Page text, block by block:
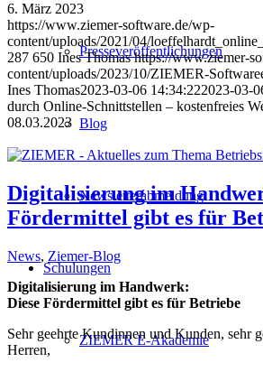
Presseveröffentlichungen
Blog
Newsletterabmeldung
Schulungen
ZIEMER E-Akademie
6. März 2023
https://www.ziemer-software.de/wp-
content/uploads/2021/04/
287 650 Ines Thomas https://www.ziemer-
content/uploads/2023/10/ZIEMER-
Ines Thomas2023-03-06 14:34:222023-03-
durch Online-Schnittstellen – kostenfreies
08.03.2023
Digitalisierung im
Fördermittel gibt es für
News, Ziemer-Blog
Digitalisierung im Handwerk:
Diese Fördermittel gibt es für Betriebe
Sehr geehrte Kundinnen und Kunden, sehr
Herren,